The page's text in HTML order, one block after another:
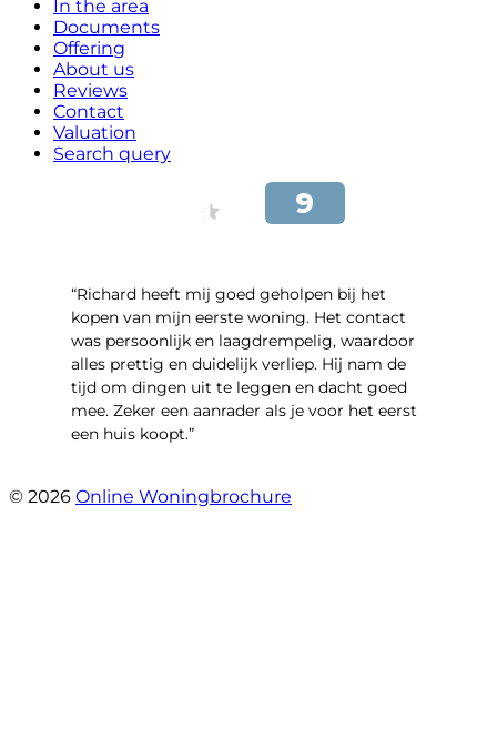
In the area
Documents
Offering
About us
Reviews
Contact
Valuation
Search query
“Richard heeft mij goed geholpen bij het
kopen van mijn eerste woning. Het contact
was persoonlijk en laagdrempelig, waardoor
alles prettig en duidelijk verliep. Hij nam de
tijd om dingen uit te leggen en dacht goed
mee. Zeker een aanrader als je voor het eerst
een huis koopt.”
© 2026 Online Woningbrochure